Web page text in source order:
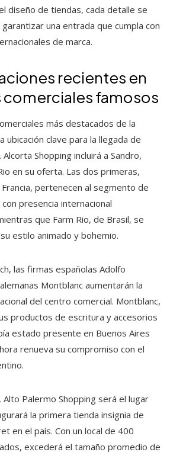
diseño de tiendas, cada detalle se
una entrada que cumpla con
de marca.
recientes en
famosos
más destacados de la
ubicación clave para la llegada de
Shopping incluirá a Sandro,
en su oferta. Las dos primeras,
pertenecen al segmento de
presencia internacional
que Farm Rio, de Brasil, se
estilo animado y bohemio.
las firmas españolas Adolfo
Montblanc aumentarán la
del centro comercial. Montblanc,
productos de escritura y accesorios
estado presente en Buenos Aires
renueva su compromiso con el
Palermo Shopping será el lugar
la primera tienda insignia de
en el país. Con un local de 400
excederá el tamaño promedio de